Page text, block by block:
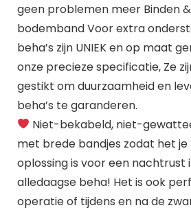
geen problemen meer Binden
bodemband Voor extra
beha’s zijn UNIEK en op maat
onze precieze specificatie, Ze
gestikt om duurzaamheid en
beha’s te garanderen.
Niet-bekabeld, niet-
met brede bandjes zodat het
oplossing is voor een nachtrust
alledaagse beha! Het is ook
operatie of tijdens en na de